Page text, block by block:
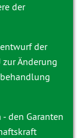
der
der
zur Änderung
den Garanten